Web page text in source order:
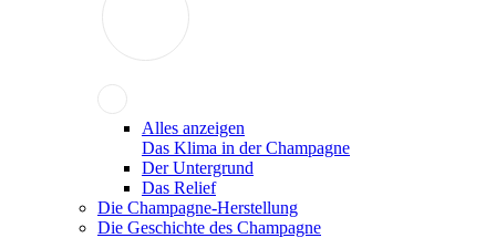
Alles anzeigen
Das Klima in der Champagne
Der Untergrund
Das Relief
Die Champagne-Herstellung
Die Geschichte des Champagne